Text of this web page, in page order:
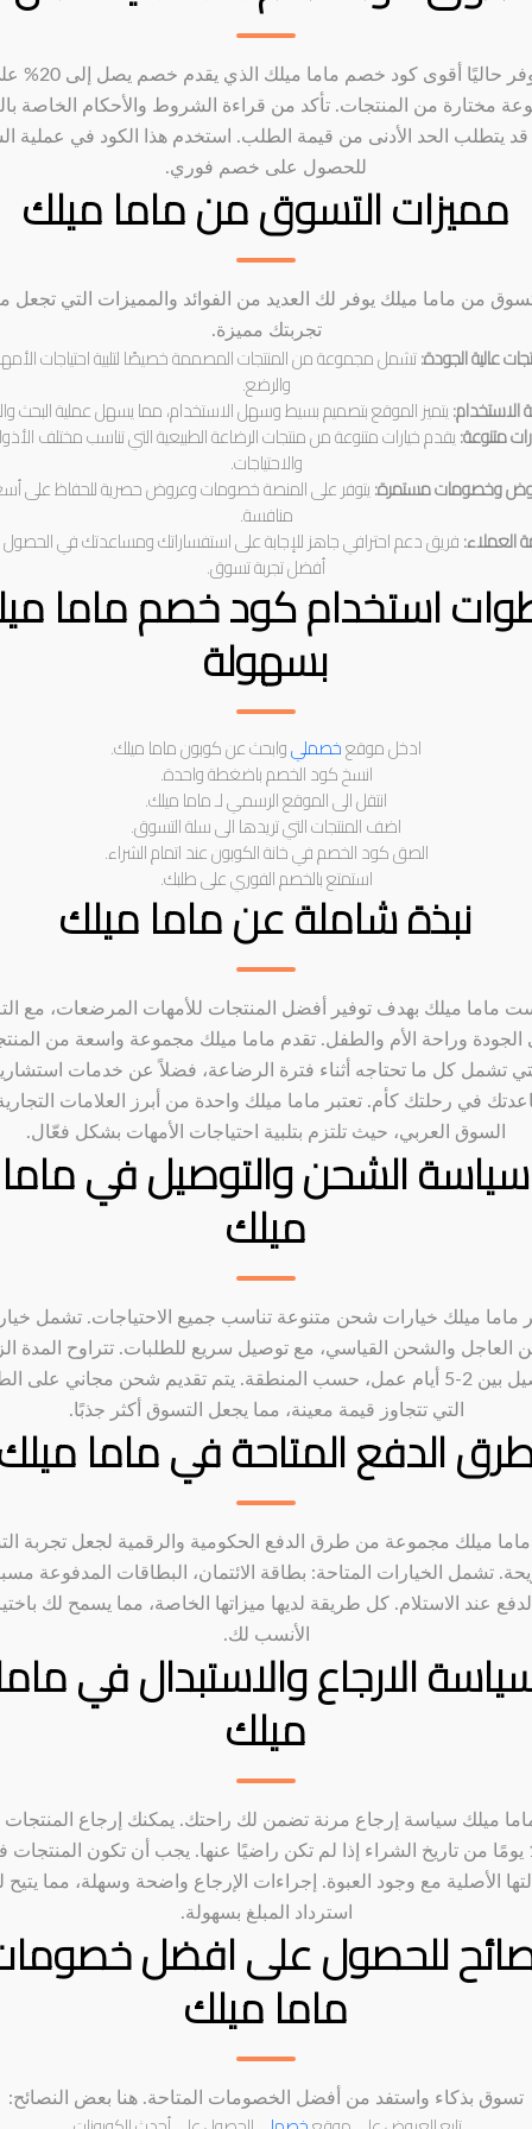
يتوفر حاليًا أقوى كود خصم ماما ميلك الذي
مختارة من المنتجات. تأكد من قراءة الشروط والأحكام الخاصة
يتطلب الحد الأدنى من قيمة الطلب. استخدم هذا الكود في عملية
للحصول على خصم فوري.
مميزات التسوق من ماما ميلك
من ماما ميلك يوفر لك العديد من الفوائد والمميزات التي تجعل
تجربتك مميزة.
عالية الجودة:تشمل مجموعة من المنتجات المصممة خصيصًا لتلبية احتياجات
والرضع.
يتميز الموقع بتصميم بسيط وسهل الاستخدام، مما يسهل عملية البحث
متنوعة:يقدم خيارات متنوعة من منتجات الرضاعة الطبيعية التي تناسب مختلف
والاحتياجات.
وخصومات مستمرة:يتوفر على المنصة خصومات وعروض حصرية للحفاظ على
منافسة.
العملاء:فريق دعم احترافي جاهز للإجابة على استفساراتك ومساعدتك في
أفضل تجربة تسوق.
استخدام كود خصم ماما
بسهولة
ادخل موقعخصمليوابحث عن كوبون ماما ميلك.
انسخ كود الخصم باضغطة واحدة.
انتقل الى الموقع الرسمي لـ ماما ميلك.
اضف المنتجات التي تريدها الى سلة التسوق.
الصق كود الخصم في خانة الكوبون عند اتمام الشراء.
استمتع بالخصم الفوري على طلبك.
نبذة شاملة عن ماما ميلك
ماما ميلك بهدف توفير أفضل المنتجات للأمهات المرضعات، مع
الجودة وراحة الأم والطفل. تقدم ماما ميلك مجموعة واسعة من
تشمل كل ما تحتاجه أثناء فترة الرضاعة، فضلاً عن خدمات
في رحلتك كأم. تعتبر ماما ميلك واحدة من أبرز العلامات
السوق العربي، حيث تلتزم بتلبية احتياجات الأمهات بشكل فعّال.
سياسة الشحن والتوصيل في ماما
ميلك
ماما ميلك خيارات شحن متنوعة تناسب جميع الاحتياجات. تشمل
العاجل والشحن القياسي، مع توصيل سريع للطلبات. تتراوح المدة
للتوصيل بين 2-5 أيام عمل، حسب المنطقة. يتم تقديم شحن مجاني على
التي تتجاوز قيمة معينة، مما يجعل التسوق أكثر جذبًا.
الدفع المتاحة في ماما
ماما ميلك مجموعة من طرق الدفع الحكومية والرقمية لجعل تجربة
تشمل الخيارات المتاحة: بطاقة الائتمان، البطاقات المدفوعة
عند الاستلام. كل طريقة لديها ميزاتها الخاصة، مما يسمح لك
الأنسب لك.
الارجاع والاستبدال في
ميلك
ميلك سياسة إرجاع مرنة تضمن لك راحتك. يمكنك إرجاع المنتجات
14 يومًا من تاريخ الشراء إذا لم تكن راضيًا عنها. يجب أن تكون المنتجات
الأصلية مع وجود العبوة. إجراءات الإرجاع واضحة وسهلة، مما يتيح
استرداد المبلغ بسهولة.
للحصول على افضل
ماما ميلك
تسوق بذكاء واستفد من أفضل الخصومات المتاحة. هنا بعض النصائح: